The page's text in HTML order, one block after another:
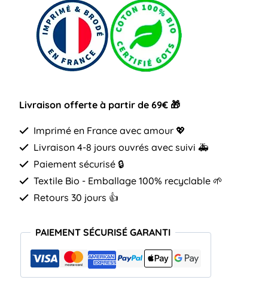
chirurgienne
cœur
femme
Livraison offerte à partir de 69€ 🎁
Imprimé en France avec amour 💖
Livraison 4-8 jours ouvrés avec suivi 🚑
Paiement sécurisé 🔒
Textile Bio - Emballage 100% recyclable 🌱
Retours 30 jours 👍
PAIEMENT SÉCURISÉ GARANTI